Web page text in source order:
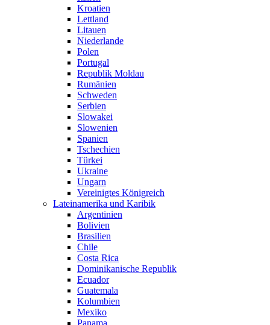
Kroatien
Lettland
Litauen
Niederlande
Polen
Portugal
Republik Moldau
Rumänien
Schweden
Serbien
Slowakei
Slowenien
Spanien
Tschechien
Türkei
Ukraine
Ungarn
Vereinigtes Königreich
Lateinamerika und Karibik
Argentinien
Bolivien
Brasilien
Chile
Costa Rica
Dominikanische Republik
Ecuador
Guatemala
Kolumbien
Mexiko